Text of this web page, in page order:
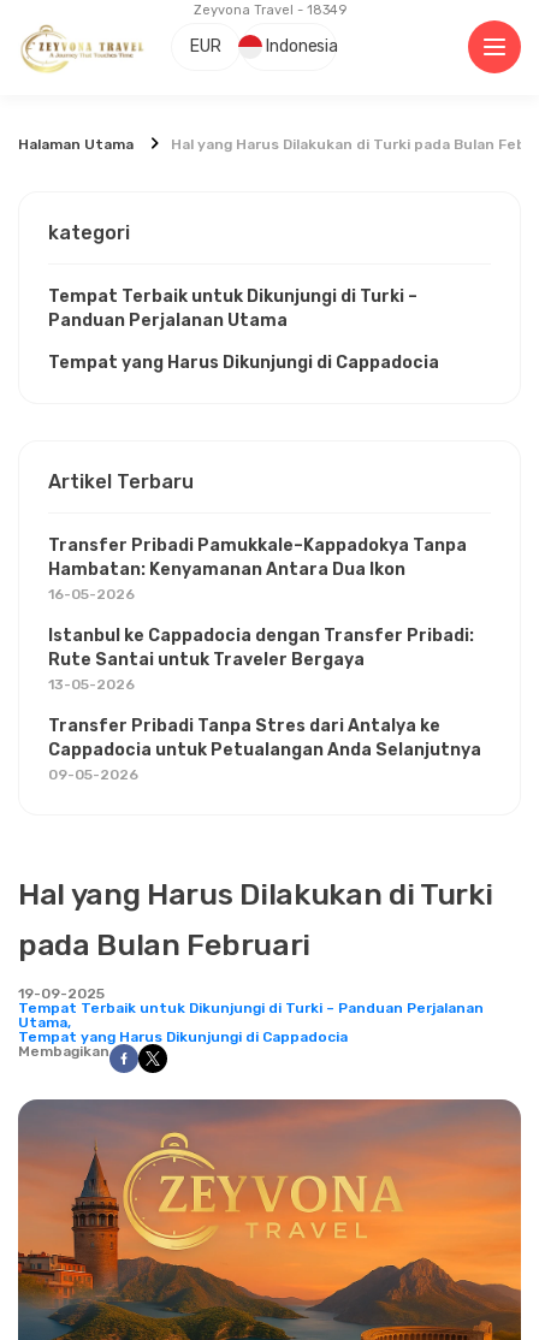
Zeyvona Travel - 18349
EUR Indonesia
Halaman Utama Hal yang Harus Dilakukan di Turki pada Bulan
Hal yang Harus Dilakukan di Turki
pada Bulan Februari
19-09-2025
Tempat Terbaik untuk Dikunjungi di Turki – Panduan Perjalanan
Utama,
Tempat yang Harus Dikunjungi di Cappadocia
Membagikan
kategori
Tempat Terbaik untuk Dikunjungi di Turki –
Panduan Perjalanan Utama
Tempat yang Harus Dikunjungi di Cappadocia
Artikel Terbaru
Transfer Pribadi Pamukkale–Kappadokya Tanpa
Hambatan: Kenyamanan Antara Dua Ikon
16-05-2026
Istanbul ke Cappadocia dengan Transfer Pribadi:
Rute Santai untuk Traveler Bergaya
13-05-2026
Transfer Pribadi Tanpa Stres dari Antalya ke
Cappadocia untuk Petualangan Anda Selanjutnya
09-05-2026